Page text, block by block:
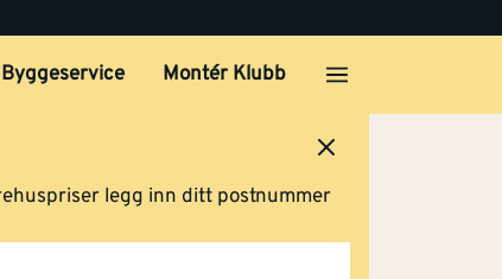
Montér Klubb
legg inn ditt postnummer